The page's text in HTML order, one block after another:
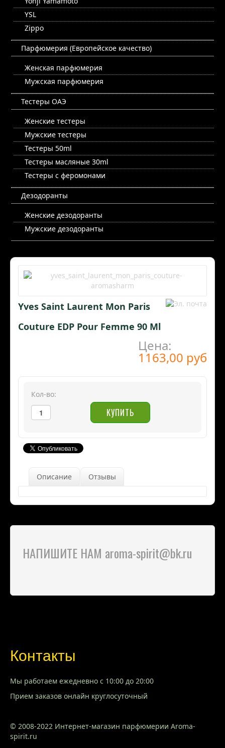
YSL
Zippo
Парфюмерия (Европейское качество)
Женская парфюмерия
Мужская парфюмерия
Тестеры ОАЭ
Женские тестеры
Мужские тестеры
Тестеры 50ml
Тестеры масляные 30ml
Тестеры с феромонами
Дезодоранты
Женские дезодоранты
Мужские дезодоранты
Yves Saint Laurent Mon Paris
Couture EDP Pour Femme 90 Ml
Цена:
1163,00 руб
Кол-во:
Описание Отзывы
НАПИШИТЕ НАМ aroma-spirit@bk.ru
Контакты
Мы работаем ежедневно с 10:00 до 20:00
Прием заказов онлайн круглосуточный
© 2008-2022 Интернет-магазин парфюмерии Aroma-
spirit.ru